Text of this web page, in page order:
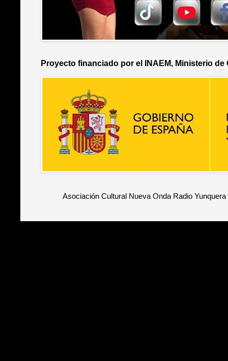
Proyecto financiado por el INAEM, Ministerio de
Asociación Cultural Nueva Onda Radio